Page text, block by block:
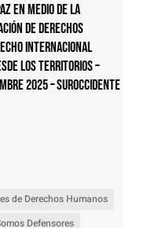
en medio de la
de derechos
internacional
los territorios –
2025 – Suroccidente
de Derechos Humanos
Defensores